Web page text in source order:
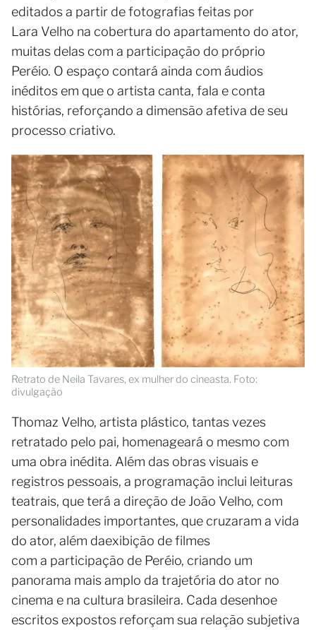
editados a partir de fotografias feitas por
Lara Velho na cobertura do apartamento do ator,
muitas delas com a participação do próprio
Peréio. O espaço contará ainda com áudios
inéditos em que o artista canta, fala e conta
histórias, reforçando a dimensão afetiva de seu
processo criativo.
Retrato de Neila Tavares, ex mulher do cineasta. Foto:
divulgação
Thomaz Velho, artista plástico, tantas vezes
retratado pelo pai, homenageará o mesmo com
uma obra inédita. Além das obras visuais e
registros pessoais, a programação inclui leituras
teatrais, que terá a direção de João Velho, com
personalidades importantes, que cruzaram a vida
do ator, além daexibição de filmes
com a participação de Peréio, criando um
panorama mais amplo da trajetória do ator no
cinema e na cultura brasileira. Cada desenhoe
escritos expostos reforçam sua relação subjetiva